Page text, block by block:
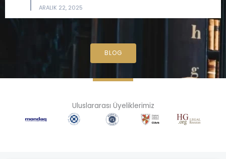
ARALIK 22, 2025
BLOG
Uluslararası Üyeliklerimiz